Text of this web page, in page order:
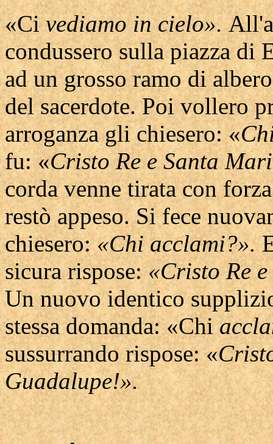
«Civediamo in cielo».
condussero sulla piazza di
ad un grosso ramo di
del sacerdote. Poi vollero
arroganza gli chiesero: «
fu: «Cristo Re e Santa
corda venne tirata con
restò appeso. Si fece
chiesero:«Chi acclami?».
sicura rispose:«Cristo Re
Un nuovo identico
stessa domanda: «Chi
sussurrando rispose: «
Guadalupe!».